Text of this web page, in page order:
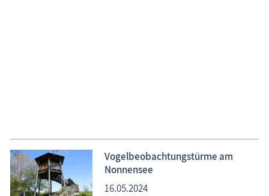
Vogelbeobachtungstürme am
Nonnensee
16.05.2024